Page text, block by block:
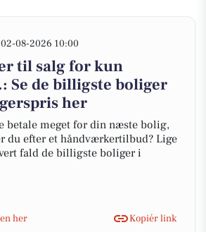
02-08-2026 10:00
til salg for kun
Se de billigste boliger
her
betale meget for din næste bolig,
du efter et håndværkertilbud? Lige
fald de billigste boliger i
her
Kopiér link